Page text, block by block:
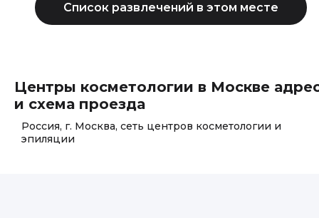
Центры косметологии в Москве
и схема проезда
Россия, г. Москва, сеть центров косметологии и
эпиляции